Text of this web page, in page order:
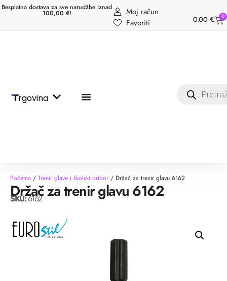
Besplatna dostava za sve narudžbe iznad
100,00 €!
Moj račun
Favoriti
0.00 € 0
Trgovina
Početna / Trenir glave i školski pribor / Držač za trenir glavu 6162
Držač za trenir glavu 6162
SKU:6162